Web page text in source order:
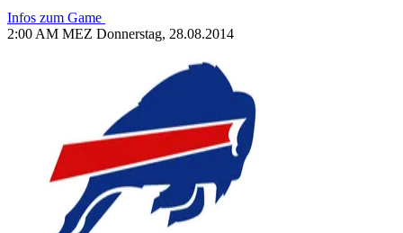
Infos zum Game
2:00 AM MEZ Donnerstag, 28.08.2014